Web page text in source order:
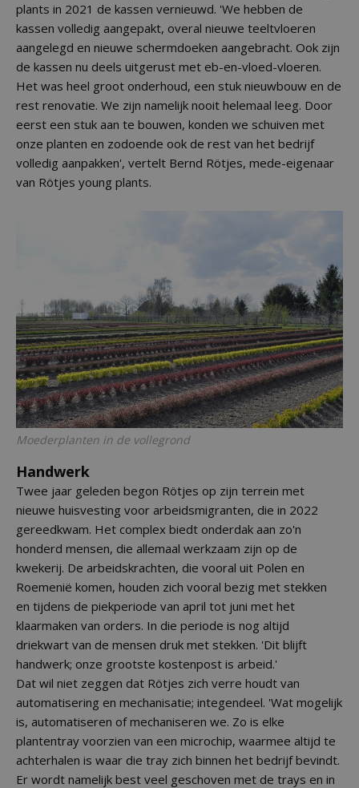
plants in 2021 de kassen vernieuwd. 'We hebben de
kassen volledig aangepakt, overal nieuwe teeltvloeren
aangelegd en nieuwe schermdoeken aangebracht. Ook zijn
de kassen nu deels uitgerust met eb-en-vloed-vloeren.
Het was heel groot onderhoud, een stuk nieuwbouw en de
rest renovatie. We zijn namelijk nooit helemaal leeg. Door
eerst een stuk aan te bouwen, konden we schuiven met
onze planten en zodoende ook de rest van het bedrijf
volledig aanpakken', vertelt Bernd Rötjes, mede-eigenaar
van Rötjes young plants.
Moederplanten in de vollegrond
Handwerk
Twee jaar geleden begon Rötjes op zijn terrein met
nieuwe huisvesting voor arbeidsmigranten, die in 2022
gereedkwam. Het complex biedt onderdak aan zo'n
honderd mensen, die allemaal werkzaam zijn op de
kwekerij. De arbeidskrachten, die vooral uit Polen en
Roemenië komen, houden zich vooral bezig met stekken
en tijdens de piekperiode van april tot juni met het
klaarmaken van orders. In die periode is nog altijd
driekwart van de mensen druk met stekken. 'Dit blijft
handwerk; onze grootste kostenpost is arbeid.'
Dat wil niet zeggen dat Rötjes zich verre houdt van
automatisering en mechanisatie; integendeel. 'Wat mogelijk
is, automatiseren of mechaniseren we. Zo is elke
plantentray voorzien van een microchip, waarmee altijd te
achterhalen is waar die tray zich binnen het bedrijf bevindt.
Er wordt namelijk best veel geschoven met de trays en in